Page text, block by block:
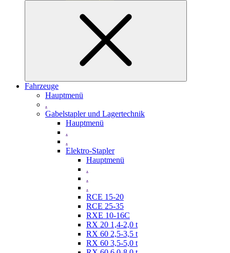
Fahrzeuge
Hauptmenü
.
Gabelstapler und Lagertechnik
Hauptmenü
.
.
Elektro-Stapler
Hauptmenü
.
.
.
RCE 15-20
RCE 25-35
RXE 10-16C
RX 20 1,4-2,0 t
RX 60 2,5-3,5 t
RX 60 3,5-5,0 t